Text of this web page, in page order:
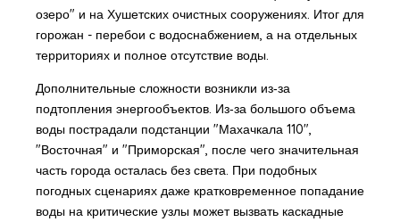
озеро" и на Хушетских очистных сооружениях. Итог для
горожан - перебои с водоснабжением, а на отдельных
территориях и полное отсутствие воды.
Дополнительные сложности возникли из‑за
подтопления энергообъектов. Из‑за большого объема
воды пострадали подстанции "Махачкала 110",
"Восточная" и "Приморская", после чего значительная
часть города осталась без света. При подобных
погодных сценариях даже кратковременное попадание
воды на критические узлы может вызвать каскадные